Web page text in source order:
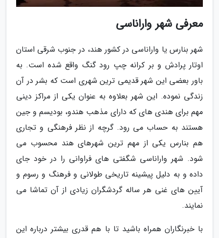
معرفی شهر واراناسی
شهر بنارس یا واراناسی در کشور هند، در جنوب شرقی استان
اوتار پرادش و بر کرانه چپ رود گنگ واقع شده است. به
باور بعضی این شهر قدیمی ترین شهری است که بشر در آن
زندگی نموده. این شهر بعلاوه به عنوان یکی از مراکز دینی
مهم برای هندی های که دارای مذهب هندو، بودیسم و جین
هستند به حساب می رود. گرچه از نظر فرهنگی و تجاری
هم بنارس یکی از مهم ترین شهرهای هند محسوب می
شود. شهر واراناسی شگفتی های فراوانی را در خود جای
داده و به دلیل پیشینه تاریخی طولانی و فرهنگ و رسوم و
آیین های غنی هر ساله گردشگران زیادی از آن تماشا می
نمایند.
با خبرنگاران همراه باشید تا با هم قدری بیشتر درباره این